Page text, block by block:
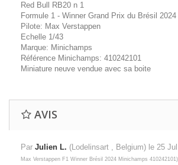
Red Bull RB20 n 1
Formule 1 - Winner Grand Prix du Brésil 2024
Pilote: Max Verstappen
Echelle 1/43
Marque: Minichamps
Référence Minichamps: 410242101
Miniature neuve vendue avec sa boite
AVIS
Par Julien L. (Lodelinsart , Belgium) le 25
Max Verstappen F1 Winner Brésil 2024 Minichamps 410242101)